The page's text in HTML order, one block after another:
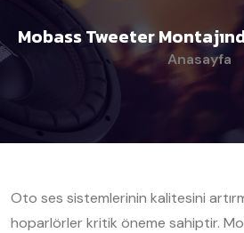
Mobass Tweeter
Anasayfa
Oto ses sistemlerinin kalitesini
hoparlörler kritik öneme sahiptir.